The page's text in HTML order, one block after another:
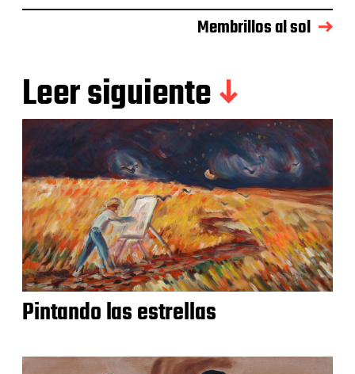
Membrillos al sol
Leer siguiente
Pintando las estrellas